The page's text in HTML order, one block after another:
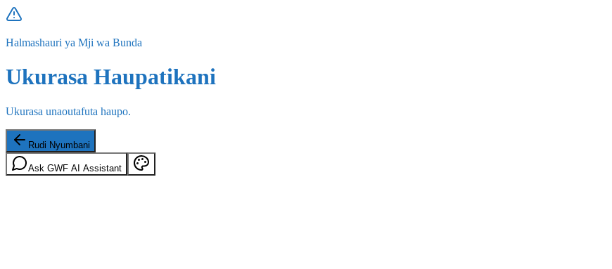
Halmashauri ya Mji wa Bunda
Ukurasa Haupatikani
Ukurasa unaoutafuta haupo.
Rudi Nyumbani
Ask GWF AI Assistant